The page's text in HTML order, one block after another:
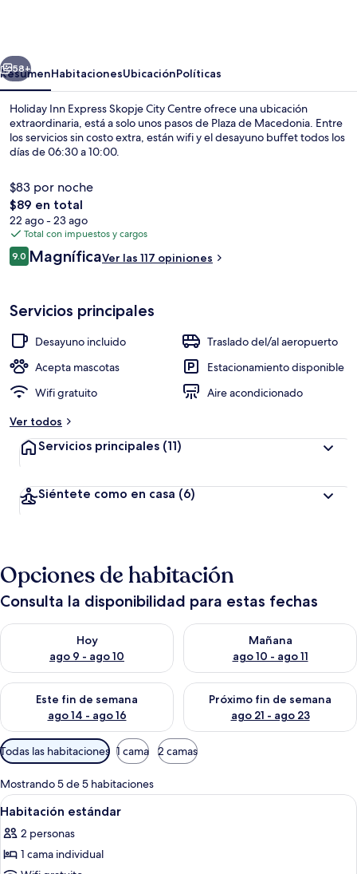
City
Centre
Siguiente
58+
ResumenHabitacionesUbicaciónPolíticas
Holiday Inn Express Skopje City Centre ofrece una ubicación
extraordinaria, está a solo unos pasos de Plaza de Macedonia. Entre
los servicios sin costo extra, están wifi y el desayuno buffet todos los
días de 06:30 a 10:00.
$83 por noche
El
precio
total
es
de
$89 en total
22 ago - 23 ago
Total con impuestos y cargos
Opiniones
9.09.0 de 10,
MagníficaVer las 117 opiniones
Servicios principales
Desayuno incluido
Traslado del/al aeropuerto
Acepta mascotas
Estacionamiento disponible
Wifi gratuito
Aire acondicionado
Ver todos
Servicios principales (11)
Siéntete como en casa (6)
Opciones de habitación
Consulta la disponibilidad para estas fechas
Hoy
ago 9 - ago 10
Consulta la disponibilidad para hoy ago 9 - ago 10
Mañana
ago 10 - ago 11
Consulta la disponibilidad
Este fin de semana
ago 14 - ago 16
Consulta la disponibilidad para este fin de semana ago 14 -
Próximo fin de semana
ago 21 - ago 23
Consulta la disponibilidad
Filtros
disponibles
para
las
habitaciones
Todas las habitaciones 1 cama 2 camas
Mostrando 5 de 5 habitaciones
Abrir
todas
las
fotos
Una habitación de hotel con un
3
Habitación estándar
2 personas
1 cama individual